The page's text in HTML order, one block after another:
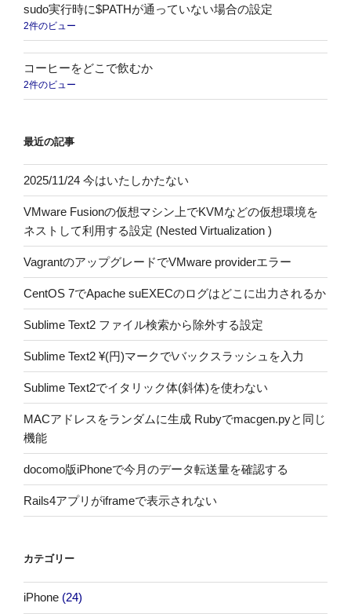
sudo実行時に$PATHが通っていない場合の設定
2件のビュー
コーヒーをどこで飲むか
2件のビュー
最近の記事
2025/11/24 今はいたしかたない
VMware Fusionの仮想マシン上でKVMなどの仮想環境を
ネストして利用する設定 (Nested Virtualization )
VagrantのアップグレードでVMware providerエラー
CentOS 7でApache suEXECのログはどこに出力されるか
Sublime Text2 ファイル検索から除外する設定
Sublime Text2 ¥(円)マークで\バックスラッシュを入力
Sublime Text2でイタリック体(斜体)を使わない
MACアドレスをランダムに生成 Rubyでmacgen.pyと同じ
機能
docomo版iPhoneで今月のデータ転送量を確認する
Rails4アプリがiframeで表示されない
カテゴリー
iPhone (24)